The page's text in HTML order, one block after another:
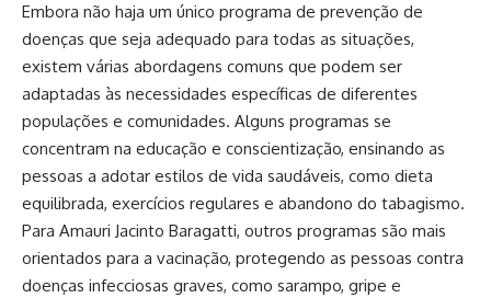
Embora não haja um único programa de prevenção de
doenças que seja adequado para todas as situações,
existem várias abordagens comuns que podem ser
adaptadas às necessidades específicas de diferentes
populações e comunidades. Alguns programas se
concentram na educação e conscientização, ensinando as
pessoas a adotar estilos de vida saudáveis, como dieta
equilibrada, exercícios regulares e abandono do tabagismo.
Para Amauri Jacinto Baragatti, outros programas são mais
orientados para a vacinação, protegendo as pessoas contra
doenças infecciosas graves, como sarampo, gripe e